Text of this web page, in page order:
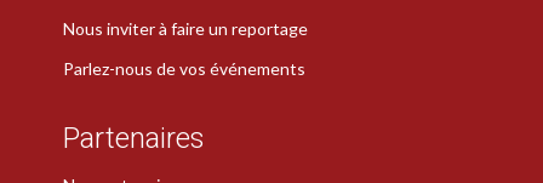
Nous inviter à faire un reportage
Parlez-nous de vos événements
Partenaires